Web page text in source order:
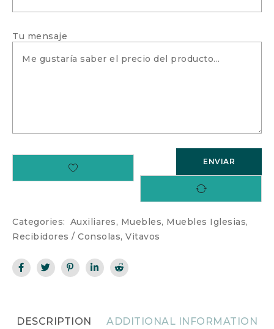
Tu mensaje
Categories: Auxiliares, Muebles, Muebles Iglesias,
Recibidores / Consolas, Vitavos
DESCRIPTION ADDITIONAL INFORMATION